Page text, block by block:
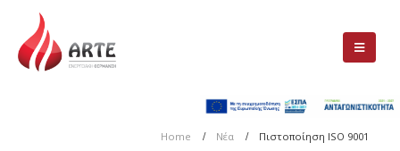
Home Νέα Πιστοποίηση ISO 9001